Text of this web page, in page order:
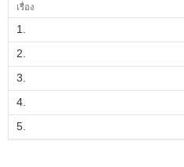
เรื่อง
1.
2.
3.
4.
5.